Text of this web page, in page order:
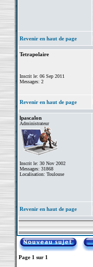
Revenir en haut de page
Tetrapolaire
Inscrit le: 06 Sep 2011
Messages: 2
Revenir en haut de page
lpascalon
Administrateur
Inscrit le: 30 Nov 2002
Messages: 31868
Localisation: Toulouse
Revenir en haut de page
Page 1 sur 1